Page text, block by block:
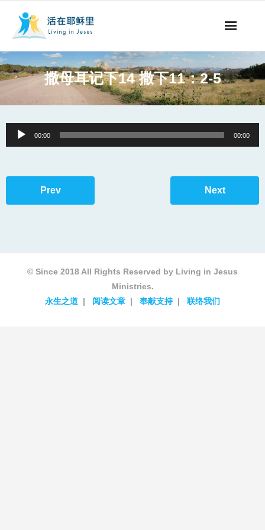
事工概要
阅读文章
撒母耳记下14 撒下11：2-5
Audio
Player
00:00 00:00
Prev Next
© Since 2018 All Rights Reserved by Living in Jesus
Ministries.
永生之道
阅读文章 奉献支持 联络我们